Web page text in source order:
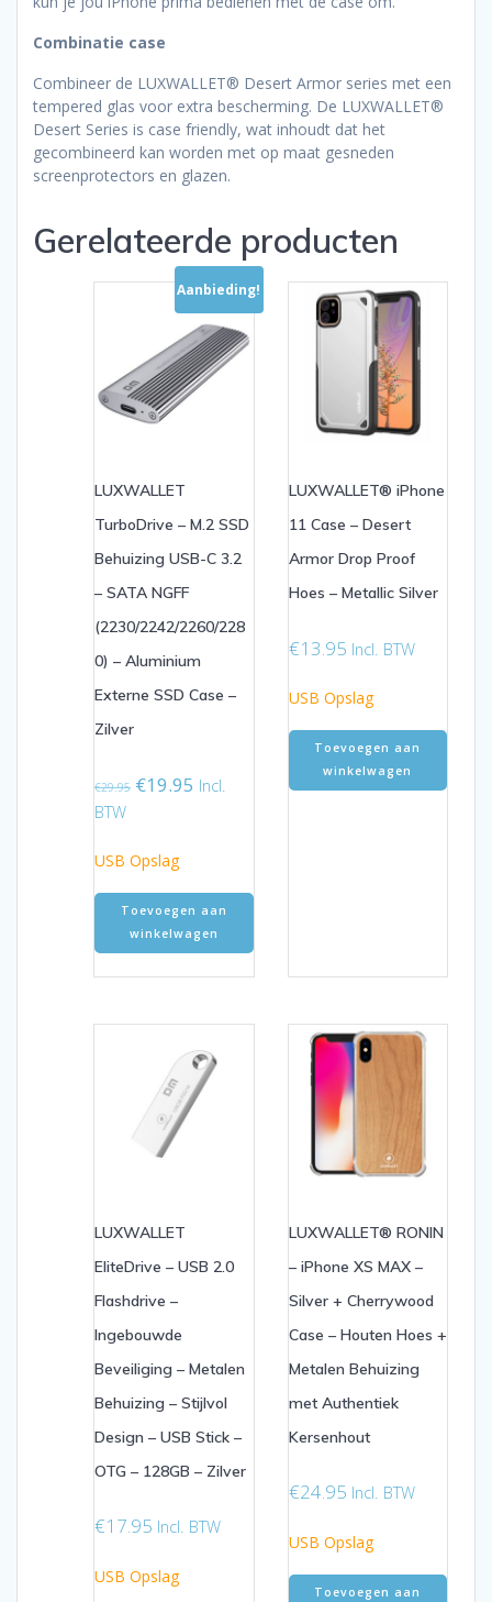
Combinatie case
Combineer de LUXWALLET® Desert Armor series met een
tempered glas voor extra bescherming. De LUXWALLET®
Desert Series is case friendly, wat inhoudt dat het
gecombineerd kan worden met op maat gesneden
screenprotectors en glazen.
Gerelateerde producten
Aanbieding!
LUXWALLET
TurboDrive – M.2 SSD
Behuizing USB-C 3.2
– SATA NGFF
(2230/2242/2260/228
0) – Aluminium
Externe SSD Case –
Zilver
€29.95 Oorspronkelijke
€29.95.
€19.95 Huidige
Incl.
BTW
USB Opslag
Toevoegen aan
winkelwagen
LUXWALLET® iPhone
11 Case – Desert
Armor Drop Proof
Hoes – Metallic Silver
€13.95 Incl. BTW
USB Opslag
Toevoegen aan
winkelwagen
LUXWALLET
EliteDrive – USB 2.0
Flashdrive –
Ingebouwde
Beveiliging – Metalen
Behuizing – Stijlvol
Design – USB Stick –
OTG – 128GB – Zilver
€17.95 Incl. BTW
USB Opslag
LUXWALLET® RONIN
– iPhone XS MAX –
Silver + Cherrywood
Case – Houten Hoes +
Metalen Behuizing
met Authentiek
Kersenhout
€24.95 Incl. BTW
USB Opslag
Toevoegen aan